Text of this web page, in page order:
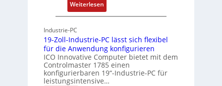
n
g
-
A
c
h
i
t
e
Weiterlesen:
P
s
i
c
a
Industrie-PC
19-Zoll-Industrie-PC lässt sich flexibel
für die Anwendung konfigurieren
ICO Innovative Computer bietet mit dem
Controlmaster 1785 einen
konfigurierbaren 19“-Industrie-PC für
leistungsintensive…